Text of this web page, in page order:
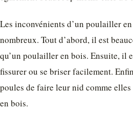
Les inconvénients d’un poulailler
nombreux. Tout d’abord, il est
qu’un poulailler en bois. Ensuite, il
fissurer ou se briser facilement.
poules de faire leur nid comme
en bois.